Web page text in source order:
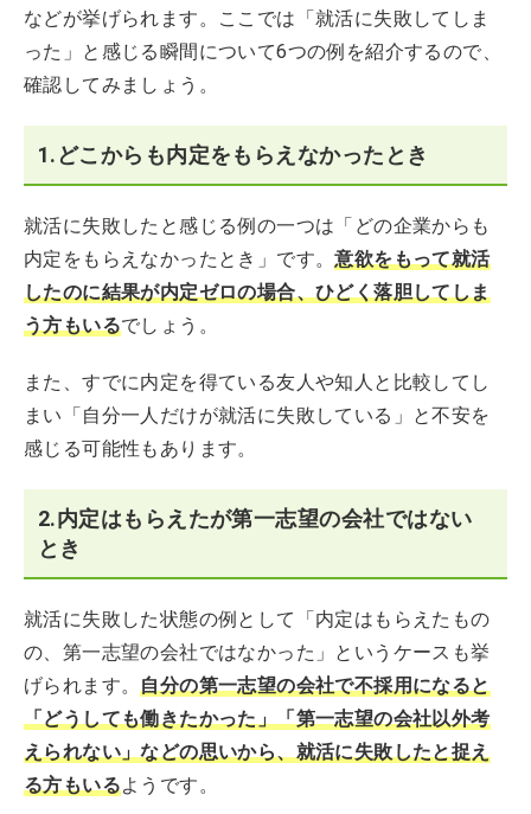
などが挙げられます。ここでは「就活に失敗してしま
った」と感じる瞬間について6つの例を紹介するので、
確認してみましょう。
1.どこからも内定をもらえなかったとき
就活に失敗したと感じる例の一つは「どの企業からも
内定をもらえなかったとき」です。意欲をもって就活
したのに結果が内定ゼロの場合、ひどく落胆してしま
う方もいるでしょう。
また、すでに内定を得ている友人や知人と比較してし
まい「自分一人だけが就活に失敗している」と不安を
感じる可能性もあります。
2.内定はもらえたが第一志望の会社ではない
とき
就活に失敗した状態の例として「内定はもらえたもの
の、第一志望の会社ではなかった」というケースも挙
げられます。 自分の第一志望の会社で不採用になると
「どうしても働きたかった」「第一志望の会社以外考
えられない」などの思いから、就活に失敗したと捉え
る方もいるようです。